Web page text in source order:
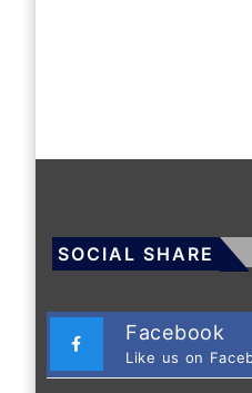
SOCIAL SHARE
Facebook
Like us on